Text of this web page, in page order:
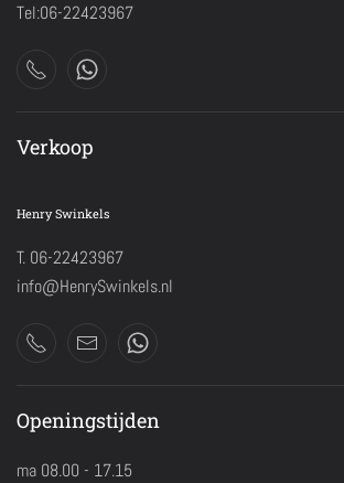
Tel:06-22423967
Verkoop
Henry Swinkels
T. 06-22423967
info@HenrySwinkels.nl
Openingstijden
ma 08.00 - 17.15